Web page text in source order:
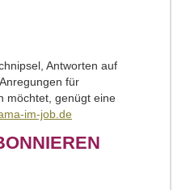
Antworten auf
für
möchtet, genügt eine
im-job.de